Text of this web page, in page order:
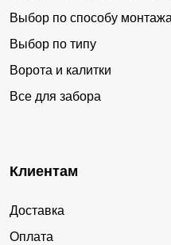
Выбор по способу
Выбор по типу
Ворота и калитки
Все для забора
Клиентам
Доставка
Оплата